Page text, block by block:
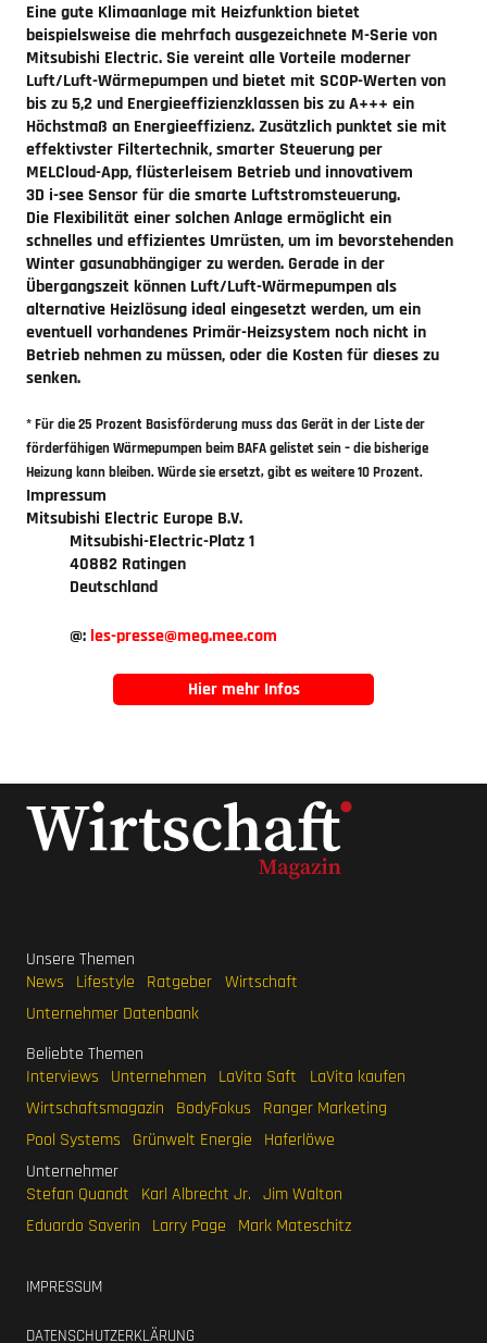
Eine gute Klimaanlage mit Heizfunktionbietet
beispielsweise die mehrfach ausgezeichnete M-Serie von
Mitsubishi Electric. Sie vereint alle Vorteile moderner
Luft/Luft-Wärmepumpen und bietet mit SCOP-Werten von
bis zu 5,2 und Energieeffizienzklassen bis zu A+++ ein
Höchstmaß an Energieeffizienz. Zusätzlich punktet sie mit
effektivster Filtertechnik, smarter Steuerung per
MELCloud-App, flüsterleisem Betrieb und innovativem
3D i-see Sensor für die smarte Luftstromsteuerung.
Die Flexibilität einer solchen Anlage ermöglicht ein
schnelles und effizientes Umrüsten, um im bevorstehenden
Winter gasunabhängiger zu werden. Gerade in der
Übergangszeit können Luft/Luft-Wärmepumpen als
alternative Heizlösung ideal eingesetzt werden, um ein
eventuell vorhandenes Primär-Heizsystem noch nicht in
Betrieb nehmen zu müssen, oder die Kosten für dieses zu
senken.
* Für die 25 Prozent Basisförderung muss das Gerät in der Liste der
förderfähigen Wärmepumpen beim BAFA gelistet sein – die bisherige
Heizung kann bleiben. Würde sie ersetzt, gibt es weitere 10 Prozent.
Impressum
Mitsubishi Electric Europe B.V.
Mitsubishi-Electric-Platz 1
40882 Ratingen
Deutschland
@: les-presse meg.mee.com
Hier mehr Infos
Unsere Themen
News
Lifestyle Ratgeber Wirtschaft
Unternehmer Datenbank
Beliebte Themen
Interviews
Unternehmen LaVita Saft
LaVita kaufen
Wirtschaftsmagazin
BodyFokus
Ranger Marketing
Pool Systems
Grünwelt Energie
Haferlöwe
Unternehmer
Stefan Quandt
Karl Albrecht Jr. Jim Walton
Eduardo Saverin
Larry Page Mark Mateschitz
IMPRESSUM
DATENSCHUTZERKLÄRUNG